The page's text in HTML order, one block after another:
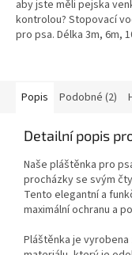
hvězdiček.
aby jste měli pejska
kontrolou? Stopovací
pro psa. Délka 3m, 6m,
Popis
Podobné (2)
Detailní popis
Naše pláštěnka pro
procházky se svým
Tento elegantní a
maximální ochranu a
Pláštěnka je